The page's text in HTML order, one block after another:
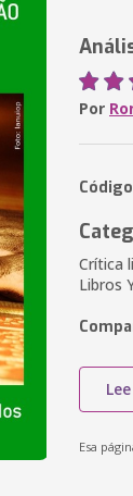
Por
Crítica
Libros
Esa